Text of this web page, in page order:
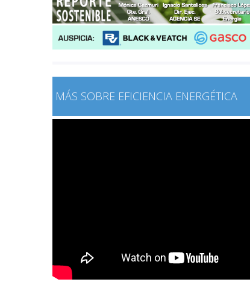
MÁS SOBRE EFICIENCIA ENERGÉTICA